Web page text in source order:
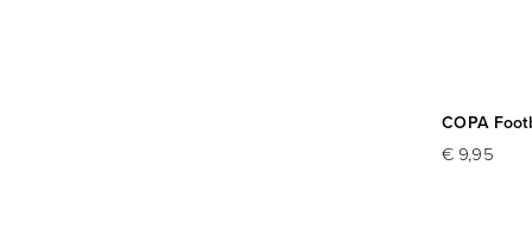
COPA
€ 9,95